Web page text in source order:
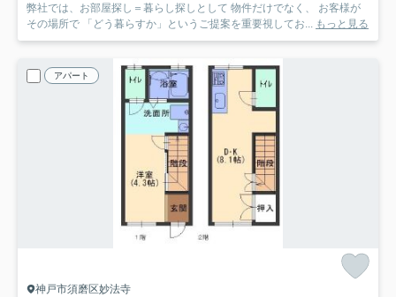
弊社では、お部屋探し＝暮らし探しとして 物件だけでなく、 お客様が
その場所で 「どう暮らすか」というご提案を重要視してお...
もっと見る
アパート
神戸市須磨区妙法寺